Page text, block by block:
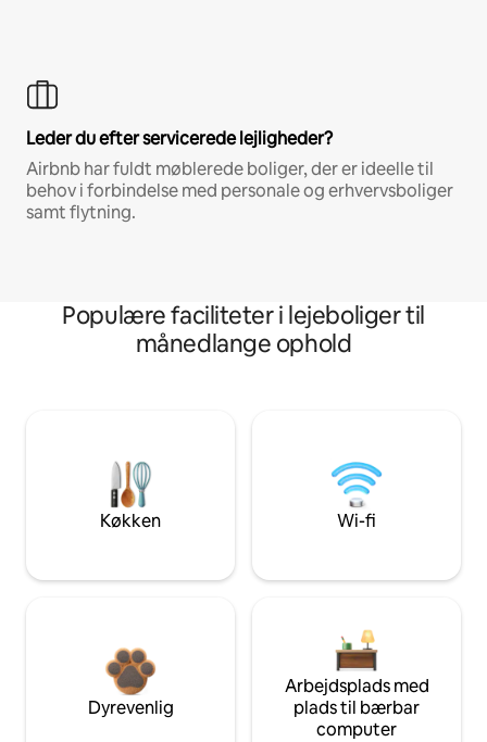
Leder du efter servicerede lejligheder?
Airbnb har fuldt møblerede boliger, der er ideelle til
behov i forbindelse med personale og erhvervsboliger
samt flytning.
Populære faciliteter i lejeboliger til
månedlange ophold
Køkken Wi-fi
Dyrevenlig
Arbejdsplads med
plads til bærbar
computer